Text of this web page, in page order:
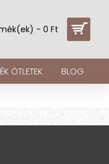
- 0 Ft
ÖTLETEK BLOG